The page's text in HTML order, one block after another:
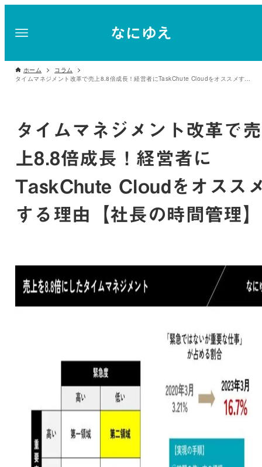
ホーム
コラム
タイムマネジメント改革で売上8.8倍成長！経営者にTaskChute Cloudをオススメする理由【社長の時間管理】
タイムマネジメント改革で売
上8.8倍成長！経営者に
TaskChute Cloudをオスス
する理由【社長の時間管理】